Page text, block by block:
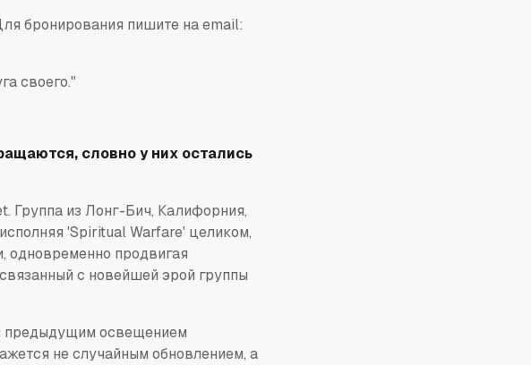
бронирования пишите на email:
своего."
словно у них остались
Группа из Лонг-Бич, Калифорния,
'Spiritual Warfare' целиком,
продвигая
с новейшей эрой группы
предыдущим освещением
не случайным обновлением, а